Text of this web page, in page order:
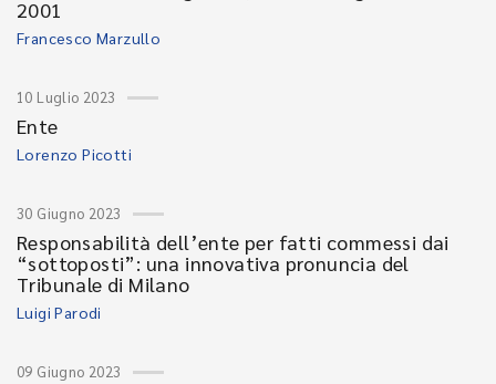
2001
Francesco Marzullo
10 Luglio 2023
Ente
Lorenzo Picotti
30 Giugno 2023
Responsabilità dell’ente per fatti commessi dai
“sottoposti”: una innovativa pronuncia del
Tribunale di Milano
Luigi Parodi
09 Giugno 2023